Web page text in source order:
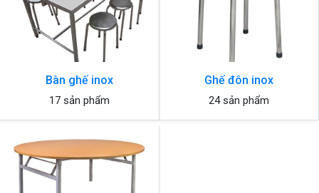
Bàn ghế inox
17 sản phẩm
Ghế đôn inox
24 sản phẩm